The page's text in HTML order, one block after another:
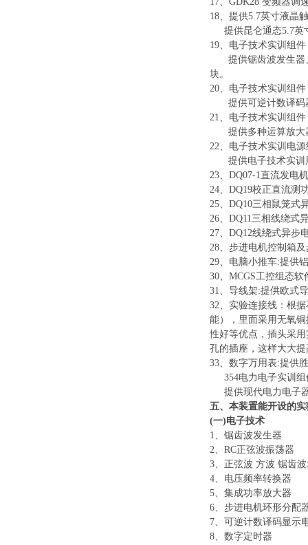
18、提供5.7英寸液晶
提供昆仑通态5.7英
19、电子技术实训组
提供锯齿波发生器
块。
20、电子技术实训组
提供可逆计数译
21、电子技术实训组
提供多种运算放
22、电子技术实训电源
提供电子技术实训
23、DQ07-1直流发电机
24、DQ19校正直流测
25、DQ10三相鼠笼式
26、DQ11三相线绕式
27、DQ12线绕式异步
28、步进电机控制箱
29、电脑小推车:提供
30、 MCGS工控组态软
31、导线架:提供欧式
32、 实验连接线：根
能），里面采用无氧
性好等优点，插头采
孔的插座，这样大大
33、数字万用表:提供
354电力电子实训组
提供现代电力电子
五、本装置能开设的
(一)电子技术
1、锯齿波发生器
2、RC正弦波振荡器
3、正弦波 方波 锯齿
4、电压频率转换器
5、集成功率放大器
6、步进电机环形分配
7、可逆计数译码显示
8、数字定时器